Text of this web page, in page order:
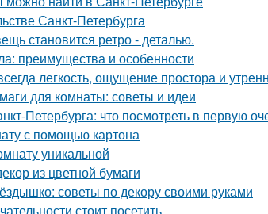
Санкт-Петербурга
становится ретро - деталью.
преимущества и особенности
легкость, ощущение простора и
для комнаты: советы и идеи
Петербурга: что посмотреть в первую
с помощью картона
уникальной
из цветной бумаги
советы по декору своими руками